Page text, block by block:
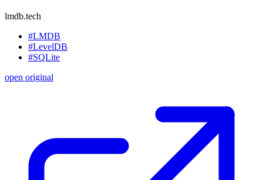
lmdb.tech
#LMDB
#LevelDB
#SQLite
open original